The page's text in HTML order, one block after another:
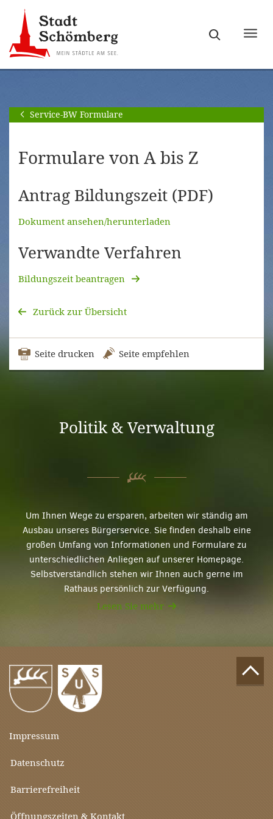
Hauptnavigation
springen
[Alt]+
Seiteninhalt
springen
[Alt]+
Service-BW Formulare
Formulare von A bis Z
Antrag Bildungszeit (PDF)
Dokument ansehen/herunterladen
Verwandte Verfahren
Bildungszeit beantragen
Zurück zur Übersicht
Seite drucken Seite empfehlen
Politik & Verwaltung
Um Ihnen Wege zu ersparen, arbeiten wir ständig am
Ausbau unseres Bürgerservice. Sie finden deshalb eine
großen Umfang von Informationen und Formulare zu
unterschiedlichen Anliegen auf unserer Homepage.
Selbstverständlich stehen wir Ihnen auch gerne im
Rathaus persönlich zur Verfügung.
Lesen Sie mehr
Impressum
Datenschutz
Barrierefreiheit
Öffnungszeiten & Kontakt